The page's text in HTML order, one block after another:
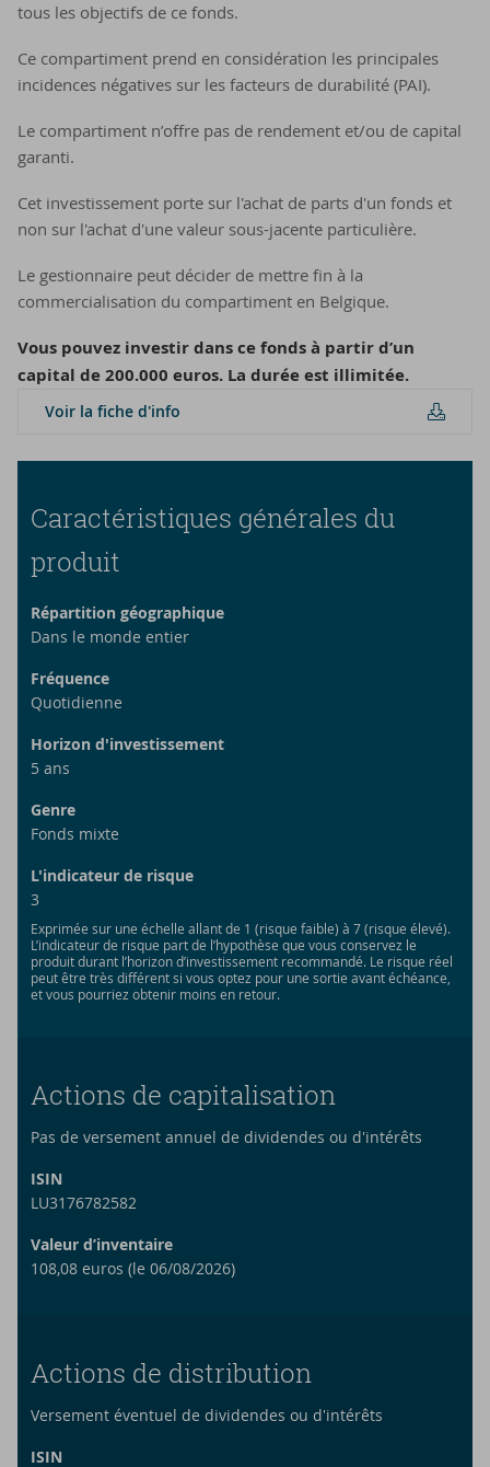
tous les objectifs de ce fonds.
Ce compartiment prend en considération les principales
incidences négatives sur les facteurs de durabilité (PAI).
Le compartiment n’offre pas de rendement et/ou de capital
garanti.
Cet investissement porte sur l'achat de parts d'un fonds et
non sur l'achat d'une valeur sous-jacente particulière.
Le gestionnaire peut décider de mettre fin à la
commercialisation du compartiment en Belgique.
Vous pouvez investir dans ce fonds à partir d’un
capital de 200.000 euros. La durée est illimitée.
Voir la fiche d'in­fo
Caractéristiques générales du
produit
Répartition géographique
Dans le monde entier
Fréquence
Quotidienne
Horizon d'investissement
5 ans
Genre
Fonds mixte
L'indicateur de risque
3
Exprimée sur une échelle allant de 1 (risque faible) à 7 (risque élevé).
L’indicateur de risque part de l’hypothèse que vous conservez le
produit durant l’horizon d’investissement recommandé. Le risque réel
peut être très différent si vous optez pour une sortie avant échéance,
et vous pourriez obtenir moins en retour.
Actions de capitalisation
Pas de versement annuel de dividendes ou d'intérêts
ISIN
LU3176782582
Valeur d’inventaire
108,08 euros (le 06/08/2026)
Actions de distribution
Versement éventuel de dividendes ou d'intérêts
ISIN